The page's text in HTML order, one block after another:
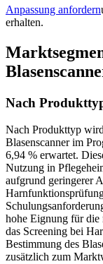
Anpassung anfordern
erhalten.
Nach
Nach Produkttyp
Blasenscanner im
6,94 % erwartet.
Nutzung in
aufgrund geringerer
hohe Eignung für die
das Screening bei
Bestimmung des
zusätzlich zum